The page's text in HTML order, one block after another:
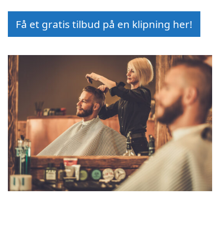
Få et gratis tilbud på en klipning her!